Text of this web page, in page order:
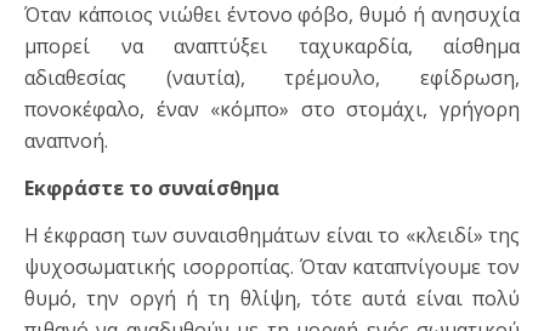
Όταν κάποιος νιώθει έντονο φόβο, θυμό ή ανησυχία
μπορεί να αναπτύξει ταχυκαρδία, αίσθημα
αδιαθεσίας (ναυτία), τρέμουλο, εφίδρωση,
πονοκέφαλο, έναν «κόμπο» στο στομάχι, γρήγορη
αναπνοή.
Εκφράστε το συναίσθημα
Η έκφραση των συναισθημάτων είναι το «κλειδί» της
ψυχοσωματικής ισορροπίας. Όταν καταπνίγουμε τον
θυμό, την οργή ή τη θλίψη, τότε αυτά είναι πολύ